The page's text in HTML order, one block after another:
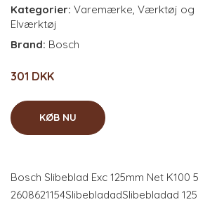
Kategorier: Varemærke, Værktøj og
Elværktøj
Brand: Bosch
301 DKK
KØB NU
Bosch Slibeblad Exc 125mm Net K100
2608621154SlibebladadSlibebladad